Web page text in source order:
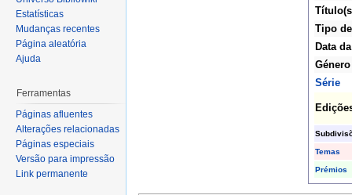
Tipo
Data
Género
Série
Temas
Prémios
Estatísticas
Mudanças recentes
Página aleatória
Ajuda
Ferramentas
Páginas afluentes
Alterações relacionadas
Páginas especiais
Versão para impressão
Link permanente